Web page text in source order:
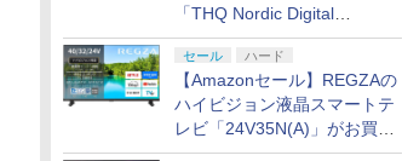
「THQ Nordic Digital
Showcase 2026」まとめ
セール ハード
【Amazonセール】REGZAの
ハイビジョン液晶スマートテ
レビ「24V35N(A)」がお買い
得！